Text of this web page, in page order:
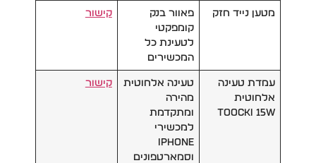
מטען נייד חזק
פאוור בנק
קומפקטי
לטעינת כל
המכשירים
קישור
עמדת טעינה
אלחוטית
Toocki 15W
טעינה אלחוטית
מהירה
ומתקדמת
למכשירי
iPhone
וסמארטפונים
קישור